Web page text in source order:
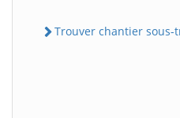
Trouver chantier sous-